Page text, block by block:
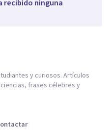
recibido ninguna
y curiosos. Artículos
frases célebres y